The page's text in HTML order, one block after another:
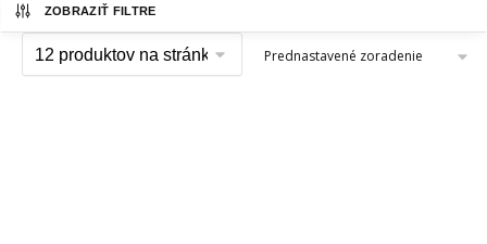
ZOBRAZIŤ FILTRE